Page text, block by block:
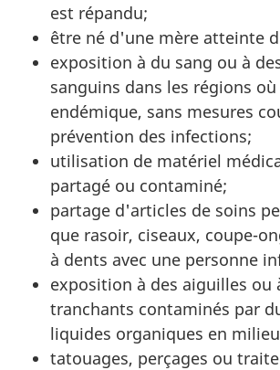
est répandu;
être né d'une mère atteinte
exposition à du sang ou à
sanguins dans les régions
endémique, sans mesures
prévention des infections;
utilisation de matériel
partagé ou contaminé;
partage d'articles de soins
que rasoir, ciseaux, coupe-
à dents avec une personne
exposition à des aiguilles ou
tranchants contaminés par
liquides organiques en
tatouages, perçages ou